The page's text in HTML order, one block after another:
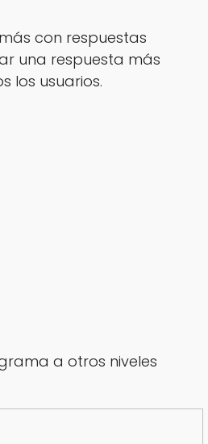
con respuestas
una respuesta más
los usuarios.
a otros niveles